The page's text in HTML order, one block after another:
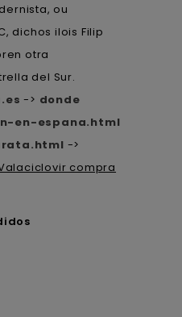
ou
dichos ilois Filip
otra
del Sur.
-> donde
en-espana.html
->
compra